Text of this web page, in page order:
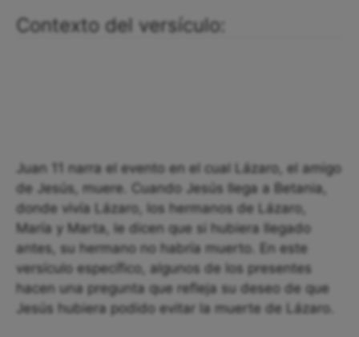
Contexto del versículo:
Juan 11 narra el evento en el cual Lázaro, el amigo
de Jesús, muere. Cuando Jesús llega a Betania,
donde vivía Lázaro, los hermanos de Lázaro,
María y Marta, le dicen que si hubiera llegado
antes, su hermano no habría muerto. En este
versículo específico, algunos de los presentes
hacen una pregunta que refleja su deseo de que
Jesús hubiera podido evitar la muerte de Lázaro.